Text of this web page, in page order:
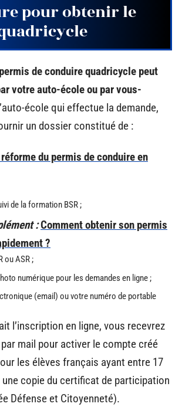
pour obtenir le
de conduire quadricycle peut
votre auto-école ou par vous-
école qui effectue la demande,
un dossier constitué de :
du permis de conduire en
de la formation BSR ;
:Comment obtenir son permis
?
ou ASR ;
numérique pour les demandes en ligne ;
(email) ou votre numéro de portable
l’inscription en ligne, vous recevrez
mail pour activer le compte créé
les élèves français ayant entre 17
copie du certificat de participation
Défense et Citoyenneté).